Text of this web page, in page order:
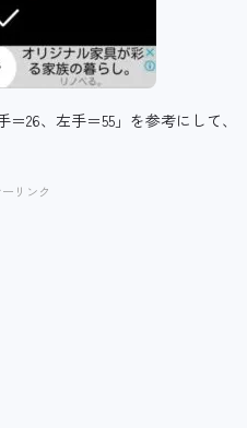
26、左手＝55」を参考にして、
リンク